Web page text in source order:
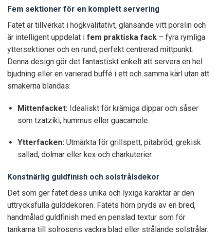
Fem sektioner för en komplett servering
Fatet är tillverkat i högkvalitativt, glänsande vitt porslin och
är intelligent uppdelat i fem praktiska fack – fyra rymliga
yttersektioner och en rund, perfekt centrerad mittpunkt.
Denna design gör det fantastiskt enkelt att servera en hel
bjudning eller en varierad buffé i ett och samma kärl utan att
smakerna blandas:
Mittenfacket: Idealiskt för krämiga dippar och såser
som tzatziki, hummus eller guacamole.
Ytterfacken:Utmärkta för grillspett, pitabröd, grekisk
sallad, dolmar eller kex och charkuterier.
Konstnärlig guldfinish och solstrålsdekor
Det som ger fatet dess unika och lyxiga karaktär är den
uttrycksfulla gulddekoren. Fatets hörn pryds av en bred,
handmålad guldfinish med en penslad textur som för
tankarna till solrosens vackra blad eller strålande solstrålar.